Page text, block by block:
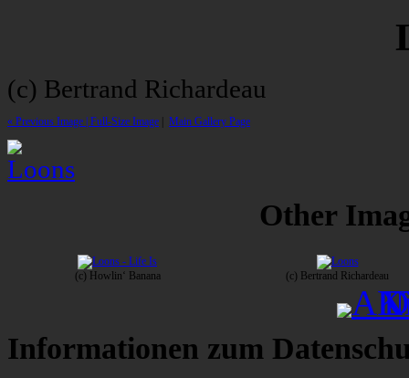
(c) Bertrand Richardeau
« Previous Image | Full-Size Image Main Gallery Page
Other
(c) Howlin‘ Banana (c) Bertrand Richardeau
Informationen zum